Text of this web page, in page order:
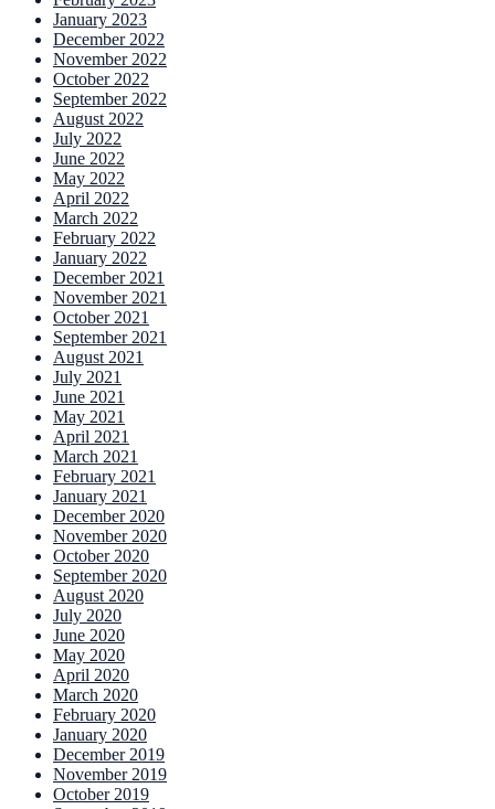
January 2023
December 2022
November 2022
October 2022
September 2022
August 2022
July 2022
June 2022
May 2022
April 2022
March 2022
February 2022
January 2022
December 2021
November 2021
October 2021
September 2021
August 2021
July 2021
June 2021
May 2021
April 2021
March 2021
February 2021
January 2021
December 2020
November 2020
October 2020
September 2020
August 2020
July 2020
June 2020
May 2020
April 2020
March 2020
February 2020
January 2020
December 2019
November 2019
October 2019